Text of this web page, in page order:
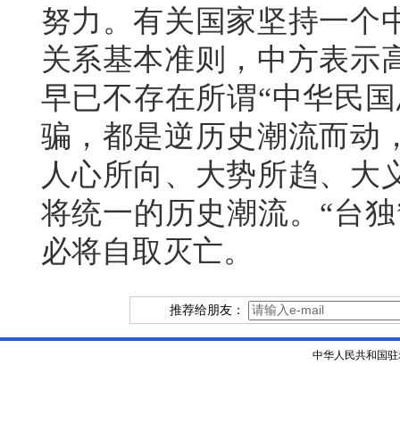
努力。有关国家坚持一个
关系基本准则，中方表示
早已不存在所谓“中华民
骗，都是逆历史潮流而动
人心所向、大势所趋、大
将统一的历史潮流。“台
必将自取灭亡。
推荐给朋友：
中华人民共和国